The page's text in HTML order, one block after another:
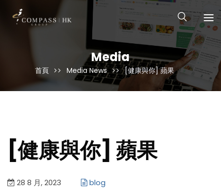
Media
首頁 Media News [健康與你] 蘋果
[健康與你] 蘋果
28 8 月, 2023 blog